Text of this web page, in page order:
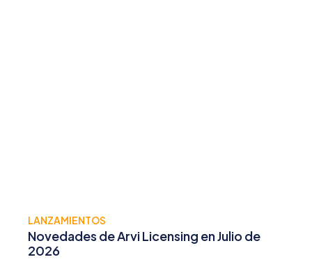
LANZAMIENTOS
Novedades de Arvi Licensing en Julio de
2026